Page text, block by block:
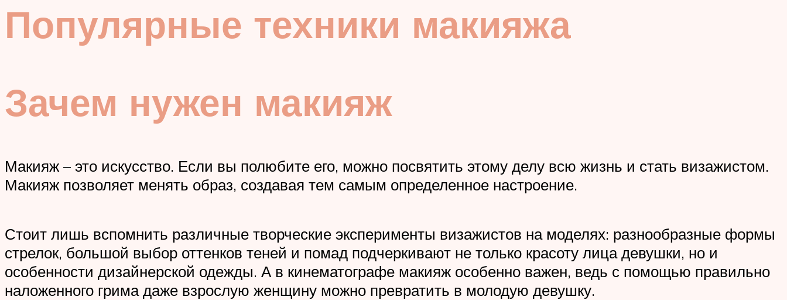
Популярные техники макияжа
Зачем нужен макияж
Макияж – это искусство. Если вы полюбите его, можно посвятить этому делу всю жизнь и стать визажистом.
Макияж позволяет менять образ, создавая тем самым определенное настроение.
Стоит лишь вспомнить различные творческие эксперименты визажистов на моделях: разнообразные формы
стрелок, большой выбор оттенков теней и помад подчеркивают не только красоту лица девушки, но и
особенности дизайнерской одежды. А в кинематографе макияж особенно важен, ведь с помощью правильно
наложенного грима даже взрослую женщину можно превратить в молодую девушку.